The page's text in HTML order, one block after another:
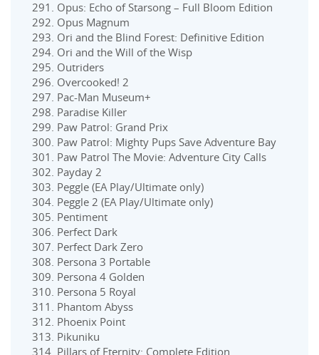
Opus: Echo of Starsong – Full Bloom Edition
Opus Magnum
Ori and the Blind Forest: Definitive Edition
Ori and the Will of the Wisp
Outriders
Overcooked! 2
Pac-Man Museum+
Paradise Killer
Paw Patrol: Grand Prix
Paw Patrol: Mighty Pups Save Adventure Bay
Paw Patrol The Movie: Adventure City Calls
Payday 2
Peggle (EA Play/Ultimate only)
Peggle 2 (EA Play/Ultimate only)
Pentiment
Perfect Dark
Perfect Dark Zero
Persona 3 Portable
Persona 4 Golden
Persona 5 Royal
Phantom Abyss
Phoenix Point
Pikuniku
Pillars of Eternity: Complete Edition